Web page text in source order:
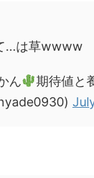
...は草wwww
ん
期待値と